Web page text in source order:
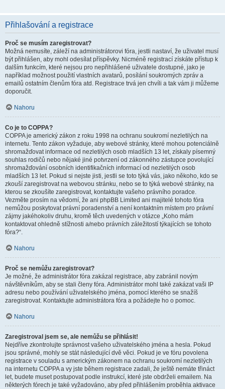
Přihlašování a registrace
Proč se musím zaregistrovat?
Možná nemusíte, záleží na administrátorovi fóra, jestli nastaví, že uživatel musí
být přihlášen, aby mohl odesílat příspěvky. Nicméně registrací získáte přístup k
dalším funkcím, které nejsou pro nepřihlášené uživatele dostupné, jako je
například možnost použití vlastních avatarů, posílání soukromých zpráv a
emailů ostatním členům fóra atd. Registrace trvá jen chvíli a tak vám ji můžeme
doporučit.
Nahoru
Co je to COPPA?
COPPA je americký zákon z roku 1998 na ochranu soukromí nezletilých na
internetu. Tento zákon vyžaduje, aby webové stránky, které mohou potenciálně
shromažďovat informace od nezletilých osob mladších 13 let, získaly písemný
souhlas rodičů nebo nějaké jiné potvrzení od zákonného zástupce povolující
shromažďování osobních identifikačních informací od nezletilých osob
mladších 13 let. Pokud si nejste jisti, jestli se toto týká vás, jako někoho, kdo se
zkouší zaregistrovat na webovou stránku, nebo se to týká webové stránky, na
kterou se zkoušíte zaregistrovat, kontaktujte vašeho právního poradce.
Vezměte prosím na vědomí, že ani phpBB Limited ani majitelé tohoto fóra
nemůžou poskytovat právní poradenství a není kontaktním místem pro právní
zájmy jakéhokoliv druhu, kromě těch uvedených v otázce „Koho mám
kontaktovat ohledně stížnosti a/nebo právních záležitostí týkajících se tohoto
fóra?“.
Nahoru
Proč se nemůžu zaregistrovat?
Je možné, že administrátor fóra zakázal registrace, aby zabránil novým
návštěvníkům, aby se stali členy fóra. Administrátor mohl také zakázat vaši IP
adresu nebo používání uživatelského jména, pomocí kterého se snažíš
zaregistrovat. Kontaktujte administrátora fóra a požádejte ho o pomoc.
Nahoru
Zaregistroval jsem se, ale nemůžu se přihlásit!
Nejdříve zkontrolujte správnost vašeho uživatelského jména a hesla. Pokud
jsou správné, mohly se stát následující dvě věci. Pokud je ve fóru povolena
registrace v souladu s americkým zákonem na ochranu soukromí nezletilých
na internetu COPPA a vy jste během registrace zadali, že ještě nemáte třináct
let, budete muset postupovat podle instrukcí, které jste obdrželi emailem. Na
některých fórech je také vyžadováno, aby před přihlášením proběhla aktivace